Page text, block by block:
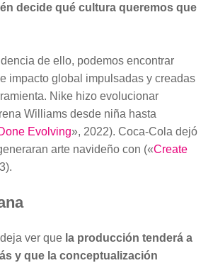
decide qué cultura queremos que
de ello, podemos encontrar
impacto global impulsadas y creadas
Nike hizo evolucionar
Williams desde niña hasta
Evolving», 2022). Coca-Cola dejó
arte navideño con («Create
ver que la producción tenderá a
y que la conceptualización